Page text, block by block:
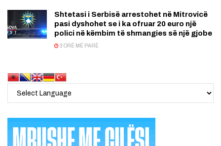
Shtetasi i Serbisë arrestohet në Mitrovicë
pasi dyshohet se i ka ofruar 20 euro një
polici në këmbim të shmangies së një gjobe
3 ORË MË PARË